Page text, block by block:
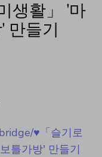
생활」 '마
들기
♥「슬기로
틀가방' 만들기